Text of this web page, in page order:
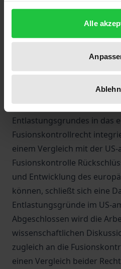
gesammelt haben.
Alle
auswirken.
Ausgangspunkt der
welche Wirkungen eine
wettbewerblichen,
gesamtwirtschaftlichen
auf die herausgearbeiteten
erörtert, welche der Effekte
Entlastungsgrundes in das
Fusionskontrollrecht
einem Vergleich mit der
Fusionskontrolle
und Entwicklung des
können, schließt sich eine
Entlastungsgründe im US-
Abgeschlossen wird die
wissenschaftlichen
zugleich an die
einen Vergleich beider